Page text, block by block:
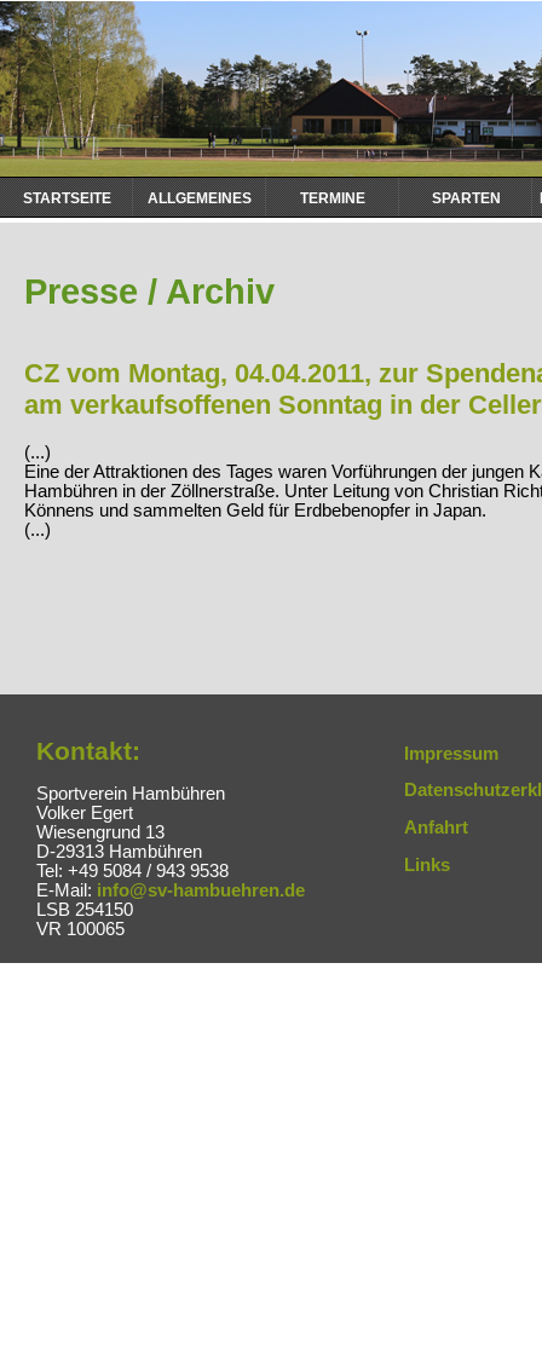
Navigation
überspringen
STARTSEITE ALLGEMEINES TERMINE SPARTEN
Presse / Archiv
CZ vom Montag, 04.04.2011, zur
am verkaufsoffenen Sonntag in der
(...)
Eine der Attraktionen des Tages waren Vorführungen der jungen
Hambühren in der Zöllnerstraße. Unter Leitung von Christian
Könnens und sammelten Geld für Erdbebenopfer in Japan.
(...)
Kontakt:
Sportverein Hambühren
Volker Egert
Wiesengrund 13
D-29313 Hambühren
Tel: +49 5084 / 943 9538
E-Mail: info@sv-hambuehren.de
LSB 254150
VR 100065
Impressum
Anfahrt
Links